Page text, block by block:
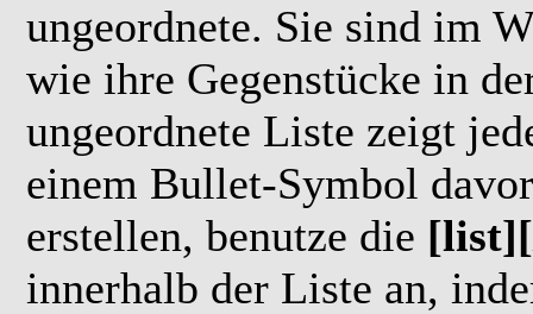
ungeordnete. Sie sind im
wie ihre Gegenstücke in
ungeordnete Liste zeigt
einem Bullet-Symbol
erstellen, benutze die
innerhalb der Liste an,